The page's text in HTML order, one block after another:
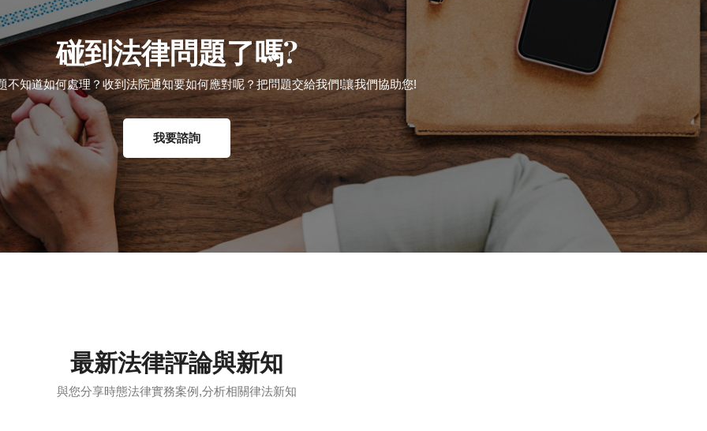
碰到法律問題了嗎?
不知道如何處理？收到法院通知要如何應對呢？把問題交給我們!讓我們協助您!
我要諮詢
最新法律評論與新知
與您分享時態法律實務案例,分析相關律法新知